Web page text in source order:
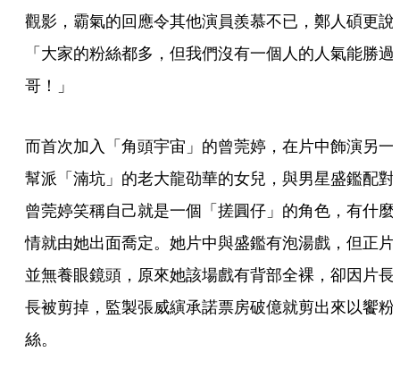
觀影，霸氣的回應令其他演員羨慕不已，鄭人碩更說
「大家的粉絲都多，但我們沒有一個人的人氣能勝過
哥！」
而首次加入「角頭宇宙」的曾莞婷，在片中飾演另一
幫派「湳坑」的老大龍劭華的女兒，與男星盛鑑配對
曾莞婷笑稱自己就是一個「搓圓仔」的角色，有什麼
情就由她出面喬定。她片中與盛鑑有泡湯戲，但正片
並無養眼鏡頭，原來她該場戲有背部全裸，卻因片長
長被剪掉，監製張威縯承諾票房破億就剪出來以饗粉
絲。